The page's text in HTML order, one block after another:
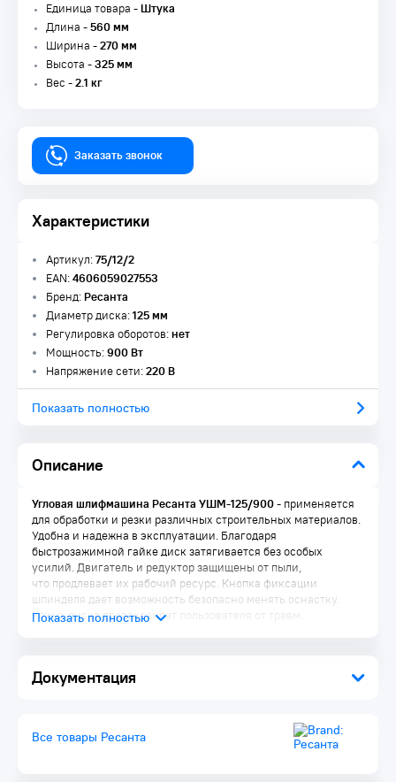
Единица товара -Штука
Длина -560 мм
Ширина -270 мм
Высота -325 мм
Вес -2.1 кг
Заказать звонок
Характеристики
Описание
Документация
Артикул:75/12/2
EAN:4606059027553
Бренд:Ресанта
Диаметр диска:125 мм
Регулировка оборотов:нет
Мощность:900 Вт
Напряжение сети:220 В
Показать полностью
Угловая шлифмашина Ресанта УШМ-125/900- применяется
для обработки и резки различных строительных материалов.
Удобна и надежна в эксплуатации. Благодаря
быстрозажимной гайке диск затягивается без особых
усилий. Двигатель и редуктор защищены от пыли,
что продлевает их рабочий ресурс. Кнопка фиксации
шпинделя дает возможность безопасно менять оснастку.
Кожух диска предохраняет пользователя от травм.
Двойная изоляция провода
Ключ для фиксации диска на валу в комплекте
Система поддержания постоянного числа оборотов под
Все товары Ресанта